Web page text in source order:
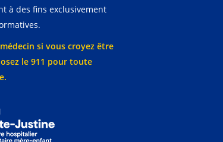
à des fins exclusivement
si vous croyez être
le 911 pour toute